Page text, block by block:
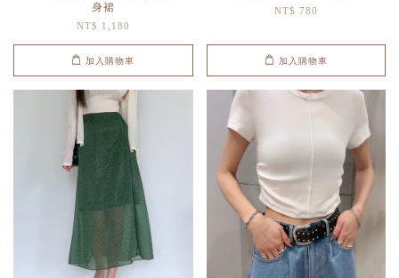
身裙
NT$ 1,180
加入購物車
NT$ 780
加入購物車